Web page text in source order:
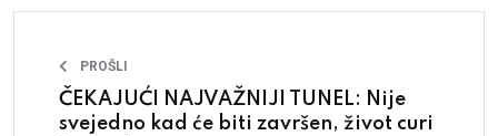
PROŠLI
ČEKAJUĆI NAJVAŽNIJI TUNEL: Nije
svejedno kad će biti završen, život curi